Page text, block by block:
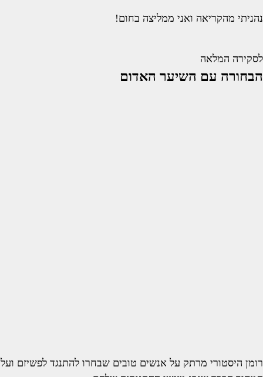
נהניתי מהקריאה ואני ממליצה בחום!
לסקירה המלאה
הבחורה עם השיער האדום
רומן היסטורי מרתק על אנשים טובים שבחרו להתנגד לפשיזם ועל